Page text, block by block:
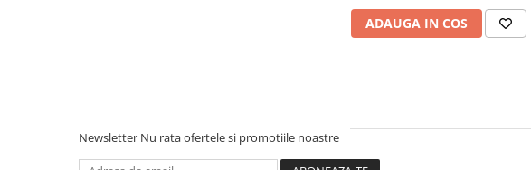
Cazi de baie pe colt
Cazi freestanding
ADAUGA IN COS
Newsletter Nu rata ofertele si promotiile noastre